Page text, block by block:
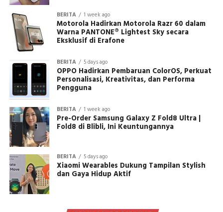
BERITA 1 week ago
Motorola Hadirkan Motorola Razr 60 dalam
Warna PANTONE® Lightest Sky secara
Eksklusif di Erafone
BERITA 5 days ago
OPPO Hadirkan Pembaruan ColorOS, Perkuat
Personalisasi, Kreativitas, dan Performa
Pengguna
BERITA 1 week ago
Pre-Order Samsung Galaxy Z Fold8 Ultra |
Fold8 di Blibli, Ini Keuntungannya
BERITA 5 days ago
Xiaomi Wearables Dukung Tampilan Stylish
dan Gaya Hidup Aktif